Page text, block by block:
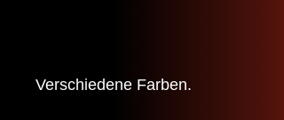
Verschiedene Farben.